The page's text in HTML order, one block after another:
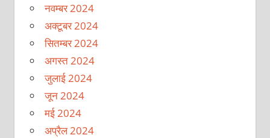
नवम्बर 2024
अक्टूबर 2024
सितम्बर 2024
अगस्त 2024
जुलाई 2024
जून 2024
मई 2024
अप्रैल 2024